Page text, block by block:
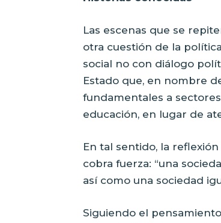
Las escenas que se
otra cuestión de la
social no con diálogo
Estado que, en nombre
fundamentales a
educación, en lugar de
En tal sentido, la
cobra fuerza: “una
así como una sociedad
Siguiendo el